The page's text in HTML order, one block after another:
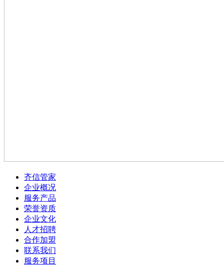
齐信管家
企业概况
服务产品
荣誉资质
企业文化
人才招聘
合作加盟
联系我们
服务项目